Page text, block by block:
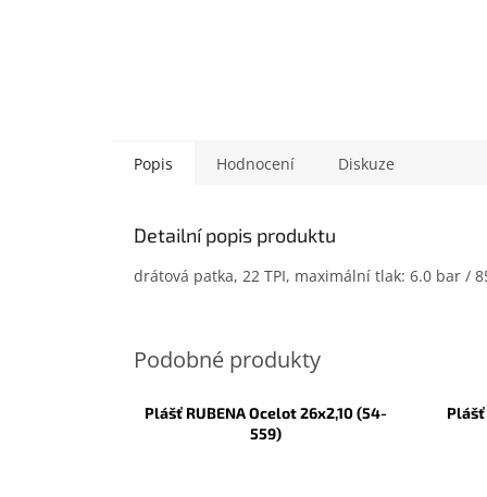
Popis Hodnocení Diskuze
Detailní popis produktu
drátová patka, 22 TPI, maximální tlak: 6.0 bar /
Plášť RUBENA Ocelot 26x2,10 (54-
559)
Plášť